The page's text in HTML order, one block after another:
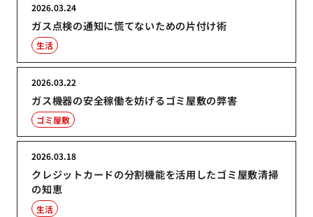
ガス点検の通知に慌てないための片付け術
2026.03.24
生活
ガス機器の安全稼働を妨げるゴミ屋敷の弊害
2026.03.22
ゴミ屋敷
クレジットカードの分割機能を活用したゴミ屋敷清掃
の知恵
2026.03.18
生活